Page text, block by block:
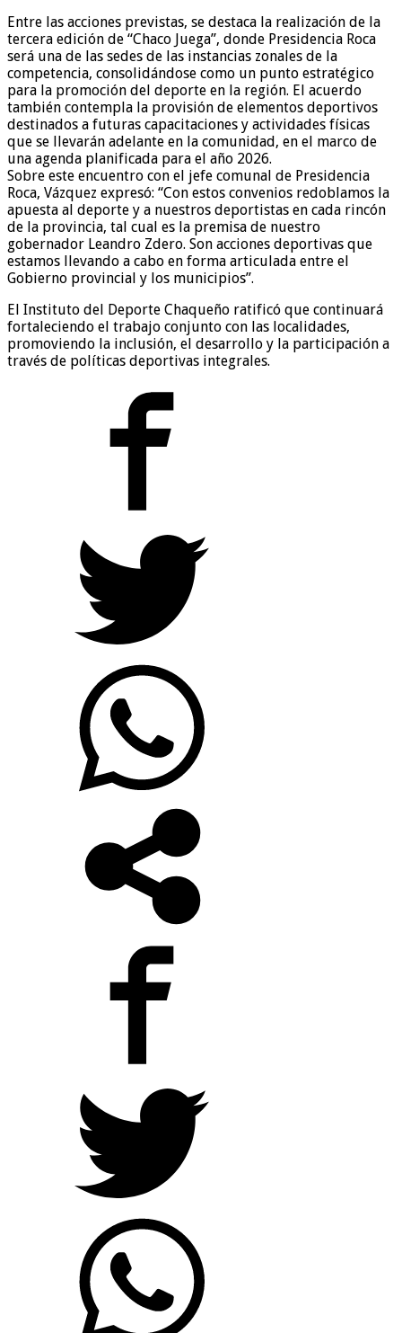
Entre las acciones previstas, se destaca la realización de la
tercera edición de “Chaco Juega”, donde Presidencia Roca
será una de las sedes de las instancias zonales de la
competencia, consolidándose como un punto estratégico
para la promoción del deporte en la región. El acuerdo
también contempla la provisión de elementos deportivos
destinados a futuras capacitaciones y actividades físicas
que se llevarán adelante en la comunidad, en el marco de
una agenda planificada para el año 2026.
Sobre este encuentro con el jefe comunal de Presidencia
Roca, Vázquez expresó: “Con estos convenios redoblamos la
apuesta al deporte y a nuestros deportistas en cada rincón
de la provincia, tal cual es la premisa de nuestro
gobernador Leandro Zdero. Son acciones deportivas que
estamos llevando a cabo en forma articulada entre el
Gobierno provincial y los municipios”.
El Instituto del Deporte Chaqueño ratificó que continuará
fortaleciendo el trabajo conjunto con las localidades,
promoviendo la inclusión, el desarrollo y la participación a
través de políticas deportivas integrales.